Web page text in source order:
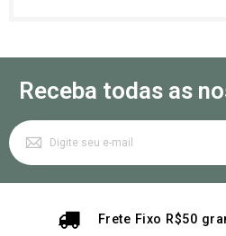
Receba todas as
Inscreva-
se
na
Frete Fixo R$50